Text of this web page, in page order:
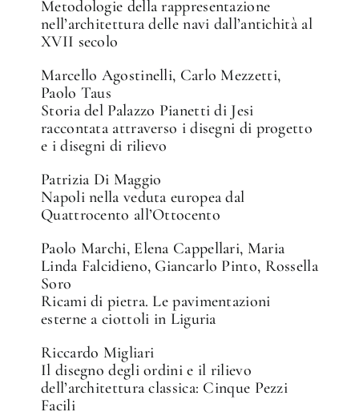
Metodologie della rappresentazione
nell’architettura delle navi dall’antichità al
XVII secolo
Marcello Agostinelli, Carlo Mezzetti,
Paolo Taus
Storia del Palazzo Pianetti di Jesi
raccontata attraverso i disegni di progetto
e i disegni di rilievo
Patrizia Di Maggio
Napoli nella veduta europea dal
Quattrocento all’Ottocento
Paolo Marchi, Elena Cappellari, Maria
Linda Falcidieno, Giancarlo Pinto, Rossella
Soro
Ricami di pietra. Le pavimentazioni
esterne a ciottoli in Liguria
Riccardo Migliari
Il disegno degli ordini e il rilievo
dell’architettura classica: Cinque Pezzi
Facili